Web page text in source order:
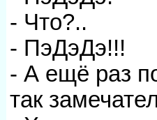
- Что?..
- ПэДэДэ!!!
- А ещё раз
так